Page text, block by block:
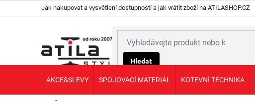
Jak nakupovat a vysvětlení dostupností a jak vrátit zboží na ATILASHOP.CZ
Hledat
AKCE&SLEVY SPOJOVACÍ MATERIÁL KOTEVNÍ TECHNIKA